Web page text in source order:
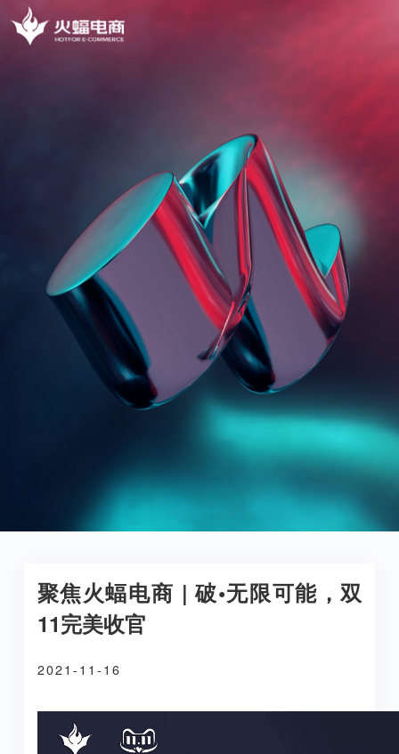
聚焦火蝠电商 | 破•无限可能，双
11完美收官
2021-11-16